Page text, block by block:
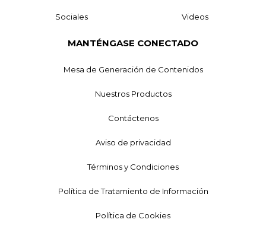
Sociales Videos
MANTÉNGASE CONECTADO
Mesa de Generación de Contenidos
Nuestros Productos
Contáctenos
Aviso de privacidad
Términos y Condiciones
Política de Tratamiento de Información
Política de Cookies